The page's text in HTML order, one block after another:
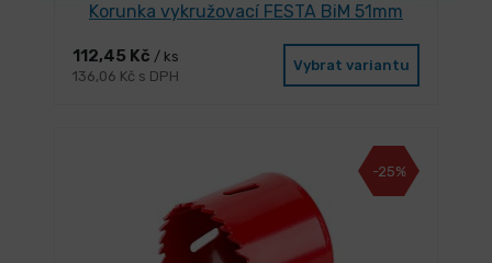
Korunka vykružovací FESTA BiM 51mm
112,45 Kč / ks
136,06 Kč s DPH
Vybrat variantu
-25%